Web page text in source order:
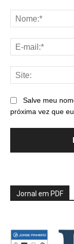
Salve meu
próxima vez que
Jornal em PDF